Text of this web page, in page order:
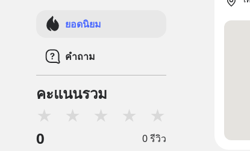
ยอดนิยม
คำถาม
คะแนนรวม
★ ★ ★ ★ ★
0 0 รีวิว